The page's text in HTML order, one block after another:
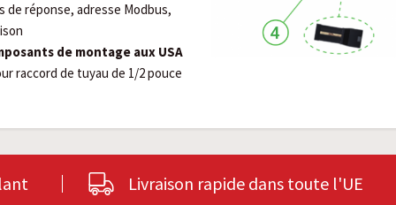
de réponse, adresse Modbus,
de montage aux USA
raccord de tuyau de 1/2 pouce
Livraison rapide dans toute l'UE